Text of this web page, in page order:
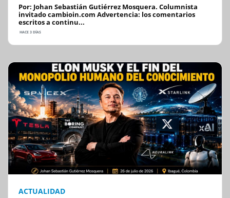
Por: Johan Sebastián Gutiérrez Mosquera. Columnista
invitado cambioin.com Advertencia: los comentarios
escritos a continu...
HACE 3 DÍAS
ACTUALIDAD